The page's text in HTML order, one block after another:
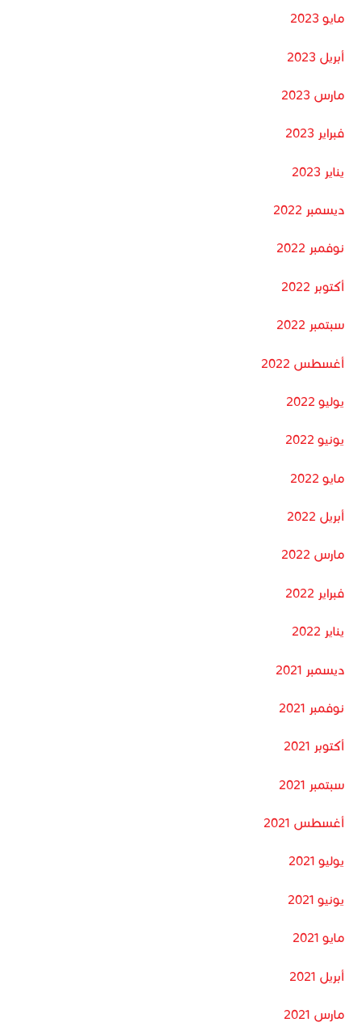
مايو 2023
أبريل 2023
مارس 2023
فبراير 2023
يناير 2023
ديسمبر 2022
نوفمبر 2022
أكتوبر 2022
سبتمبر 2022
أغسطس 2022
يوليو 2022
يونيو 2022
مايو 2022
أبريل 2022
مارس 2022
فبراير 2022
يناير 2022
ديسمبر 2021
نوفمبر 2021
أكتوبر 2021
سبتمبر 2021
أغسطس 2021
يوليو 2021
يونيو 2021
مايو 2021
أبريل 2021
مارس 2021